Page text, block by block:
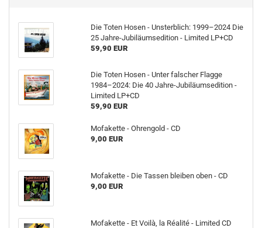
Die Toten Hosen - Unsterblich: 1999–2024 Die
25 Jahre-Jubiläumsedition - Limited LP+CD
59,90 EUR
Die Toten Hosen - Unter falscher Flagge
1984–2024: Die 40 Jahre-Jubiläumsedition -
Limited LP+CD
59,90 EUR
Mofakette - Ohrengold - CD
9,00 EUR
Mofakette - Die Tassen bleiben oben - CD
9,00 EUR
Mofakette - Et Voilà, la Réalité - Limited CD